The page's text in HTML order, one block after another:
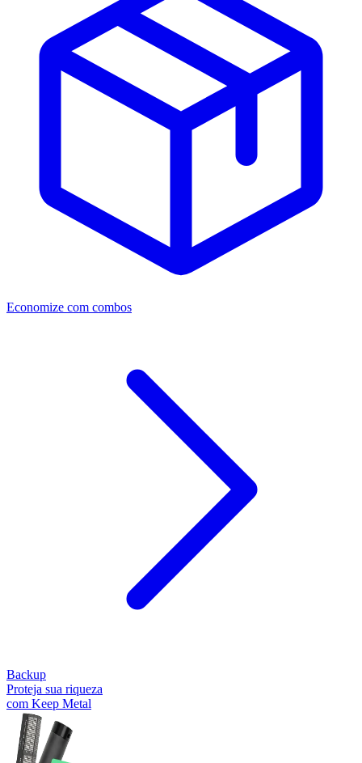
Economize com combos
Backup
Proteja sua riqueza
com Keep Metal